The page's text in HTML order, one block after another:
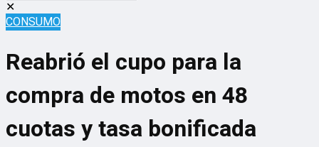
✕
CONSUMO
Reabrió el cupo para la
compra de motos en 48
cuotas y tasa bonificada